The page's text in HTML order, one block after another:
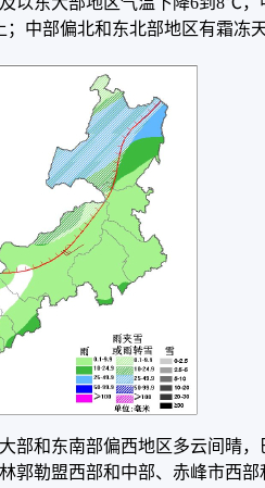
中部偏北和东北部地区有霜冻天
部和东南部偏西地区多云间晴，
郭勒盟西部和中部、赤峰市西部